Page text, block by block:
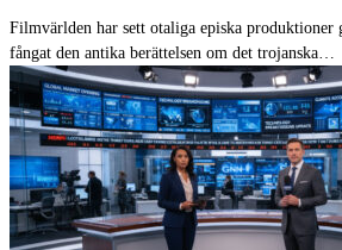
Filmvärlden har sett otaliga episka produktioner
fångat den antika berättelsen om det trojanska…